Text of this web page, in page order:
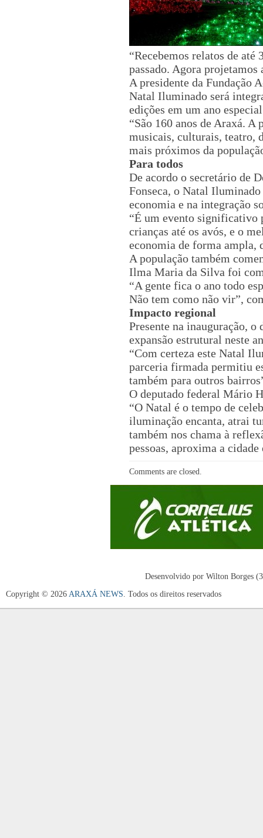
“Recebemos relatos de até
passado. Agora
A presidente da Fundação
Natal Iluminado será
edições em um ano
“São 160 anos de Araxá. A
musicais, culturais, teatro,
mais próximos da
Para todos
De acordo o secretário de
Fonseca, o Natal
economia e na integração
“É um evento significativo
crianças até os avós, e o
economia de forma ampla,
A população também
Ilma Maria da Silva foi
“A gente fica o ano todo
Não tem como não vir”,
Impacto regional
Presente na inauguração, o
expansão estrutural neste
“Com certeza este Natal
parceria firmada permitiu
também para outros
O deputado federal Mário
“O Natal é o tempo de
iluminação encanta, atrai
também nos chama à
pessoas, aproxima a
Comments are closed.
Desenvolvido por Wilton Borges
Copyright © 2026 ARAXÁ NEWS . Todos os direitos reservados